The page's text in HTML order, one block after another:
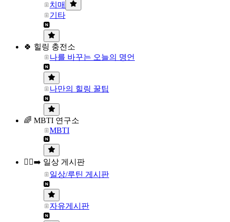
치매
기타
🍀 힐링 충전소
나를 바꾸는 오늘의 명언
나만의 힐링 꿀팁
🌈 MBTI 연구소
MBTI
🏃‍♀️‍➡️ 일상 게시판
일상/루틴 게시판
자유게시판